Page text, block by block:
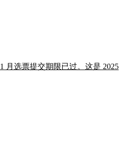
月选票提交期限已过。这是 2025